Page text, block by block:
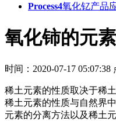
Process4氧化钇产品
氧化铈的元
时间：2020-07-17 05:07:38
稀土元素的性质取决于稀
稀土元素的性质与自然界
元素的分离方法以及稀土